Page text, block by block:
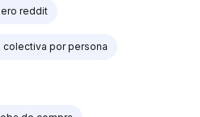
reddit
por persona